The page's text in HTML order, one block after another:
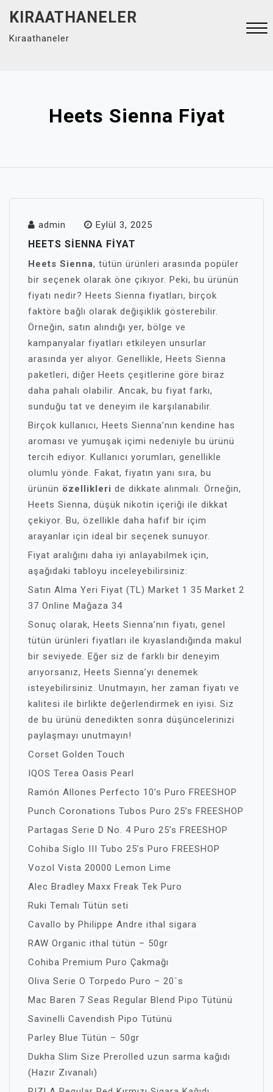
content
KIRAATHANELER
Kıraathaneler
Heets Sienna Fiyat
admin Eylül 3, 2025
HEETS SIENNA FIYAT
Heets Sienna, tütün ürünleri arasında popüler
bir seçenek olarak öne çıkıyor. Peki, bu ürünün
fiyatı nedir? Heets Sienna fiyatları, birçok
faktöre bağlı olarak değişiklik gösterebilir.
Örneğin, satın alındığı yer, bölge ve
kampanyalar fiyatları etkileyen unsurlar
arasında yer alıyor. Genellikle, Heets Sienna
paketleri, diğer Heets çeşitlerine göre biraz
daha pahalı olabilir. Ancak, bu fiyat farkı,
sunduğu tat ve deneyim ile karşılanabilir.
Birçok kullanıcı, Heets Sienna’nın kendine has
aroması ve yumuşak içimi nedeniyle bu ürünü
tercih ediyor. Kullanıcı yorumları, genellikle
olumlu yönde. Fakat, fiyatın yanı sıra, bu
ürünün özellikleri de dikkate alınmalı. Örneğin,
Heets Sienna, düşük nikotin içeriği ile dikkat
çekiyor. Bu, özellikle daha hafif bir içim
arayanlar için ideal bir seçenek sunuyor.
Fiyat aralığını daha iyi anlayabilmek için,
aşağıdaki tabloyu inceleyebilirsiniz:
Satın Alma Yeri Fiyat (TL) Market 1 35 Market 2
37 Online Mağaza 34
Sonuç olarak, Heets Sienna’nın fiyatı, genel
tütün ürünleri fiyatları ile kıyaslandığında makul
bir seviyede. Eğer siz de farklı bir deneyim
arıyorsanız, Heets Sienna’yı denemek
isteyebilirsiniz. Unutmayın, her zaman fiyatı ve
kalitesi ile birlikte değerlendirmek en iyisi. Siz
de bu ürünü denedikten sonra düşüncelerinizi
paylaşmayı unutmayın!
Corset Golden Touch
IQOS Terea Oasis Pearl
Ramón Allones Perfecto 10’s Puro FREESHOP
Punch Coronations Tubos Puro 25’s FREESHOP
Partagas Serie D No. 4 Puro 25’s FREESHOP
Cohiba Siglo III Tubo 25’s Puro FREESHOP
Vozol Vista 20000 Lemon Lime
Alec Bradley Maxx Freak Tek Puro
Ruki Temalı Tütün seti
Cavallo by Philippe Andre ithal sigara
RAW Organic ithal tütün – 50gr
Cohiba Premium Puro Çakmağı
Oliva Serie O Torpedo Puro – 20´s
Mac Baren 7 Seas Regular Blend Pipo Tütünü
Savinelli Cavendish Pipo Tütünü
Parley Blue Tütün – 50gr
Dukha Slim Size Prerolled uzun sarma kağıdı
(Hazır Zıvanalı)